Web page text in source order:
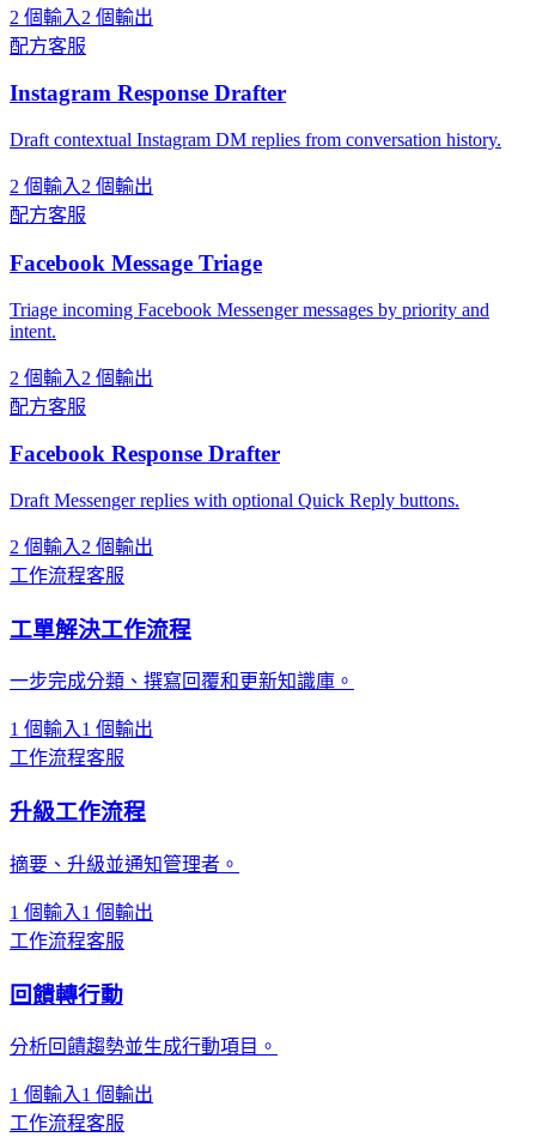
2 個輸入 2 個輸出
配方客服
Instagram Response Drafter
Draft contextual Instagram DM replies from conversation history.
2 個輸入 2 個輸出
配方客服
Facebook Message Triage
Triage incoming Facebook Messenger messages by priority and
intent.
2 個輸入 2 個輸出
配方客服
Facebook Response Drafter
Draft Messenger replies with optional Quick Reply buttons.
2 個輸入 2 個輸出
工作流程客服
工單解決工作流程
一步完成分類、撰寫回覆和更新知識庫。
1 個輸入1 個輸出
工作流程客服
升級工作流程
摘要、升級並通知管理者。
1 個輸入 1 個輸出
工作流程客服
回饋轉行動
分析回饋趨勢並生成行動項目。
1 個輸入 1 個輸出
工作流程客服